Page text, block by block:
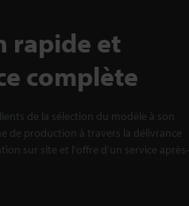
rapide et
complète
de la sélection du modèle à son
de production à travers la délivrance
sur site et l'offre d'un service après-